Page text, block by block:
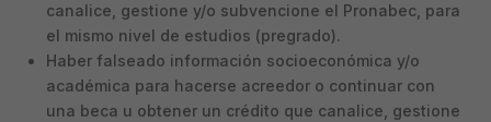
canalice, gestione y/o subvencione el Pronabec, para
el mismo nivel de estudios (pregrado).
Haber falseado información socioeconómica y/o
académica para hacerse acreedor o continuar con
una beca u obtener un crédito que canalice, gestione